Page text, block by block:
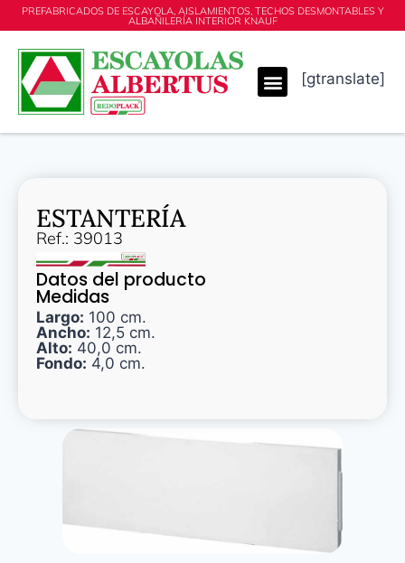
PREFABRICADOS DE ESCAYOLA, AISLAMIENTOS, TECHOS DESMONTABLES Y
ALBAÑILERÍA INTERIOR KNAUF
[gtranslate]
ESTANTERÍA
Ref.: 39013
Datos del producto
Medidas
Largo: 100 cm.
Ancho: 12,5 cm.
Alto: 40,0 cm.
Fondo: 4,0 cm.